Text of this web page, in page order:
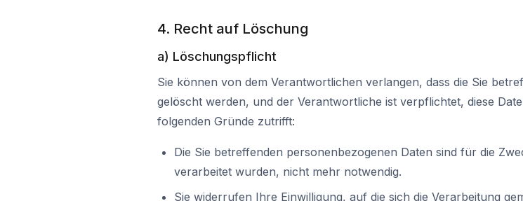
4. Recht auf Löschung
a) Löschungspflicht
Sie können von dem Verantwortlichen verlangen, dass die Sie
gelöscht werden, und der Verantwortliche ist verpflichtet, diese
folgenden Gründe zutrifft:
Die Sie betreffenden personenbezogenen Daten sind für die
verarbeitet wurden, nicht mehr notwendig.
Sie widerrufen Ihre Einwilligung, auf die sich die Verarbeitung